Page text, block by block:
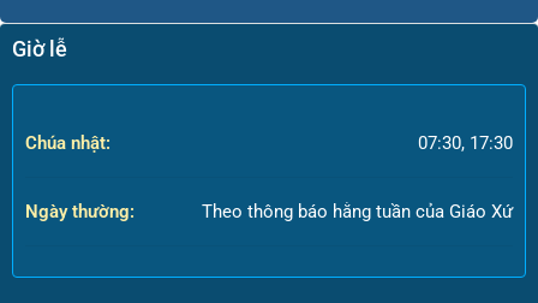
Giờ lễ
Chúa nhật: 07:30, 17:30
Ngày thường: Theo thông báo hằng tuần của Giáo Xứ